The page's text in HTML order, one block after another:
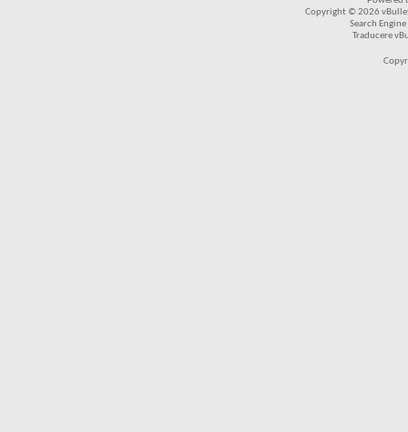
Copyright © 2026
Search
Traducere